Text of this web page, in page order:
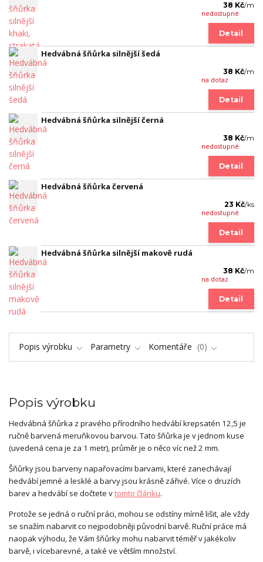
38 Kč/m
nedostupné
Detail
Hedvábná šňůrka silnější šedá
38 Kč/m
na dotaz
Detail
Hedvábná šňůrka silnější černá
38 Kč/m
nedostupné
Detail
Hedvábná šňůrka červená
23 Kč/ks
nedostupné
Detail
Hedvábná šňůrka silnější makově rudá
38 Kč/m
na dotaz
Detail
Popis výrobku Parametry Komentáře 0
Popis výrobku
Hedvábná šňůrka z pravého přírodního hedvábí krepsatén 12,5 je
ručně barvená meruňkovou barvou. Tato šňůrka je v jednom kuse
(uvedená cena je za 1 metr), průměr je o něco víc než 2 mm.
Šňůrky jsou barveny napařovacími barvami, které zanechávají
hedvábí jemné a lesklé a barvy jsou krásně zářivé. Více o druzích
barev a hedvábí se dočtete vtomto článku.
Protože se jedná o ruční práci, mohou se odstíny mírně lišit, ale vždy
se snažím nabarvit co nejpodobněji původní barvě. Ruční práce má
naopak výhodu, že Vám šňůrky mohu nabarvit téměř v jakékoliv
barvě, i vícebarevné, a také ve větším množství.